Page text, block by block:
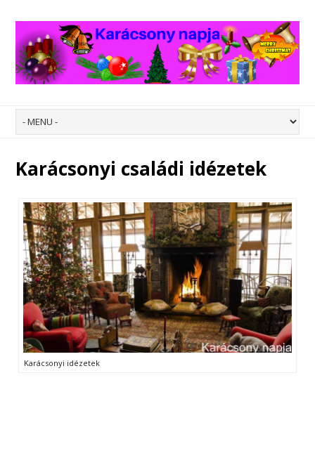
Karácsonyi családi idézetek
Karácsonyi idézetek